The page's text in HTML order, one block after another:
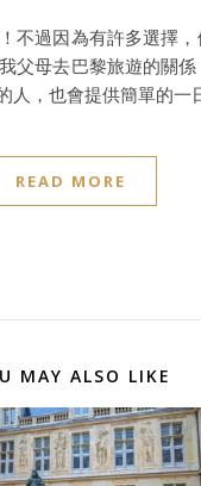
不過因為有許多選擇
父母去巴黎旅遊的關
，也會提供簡單的一
READ MORE
MAY ALSO LIKE